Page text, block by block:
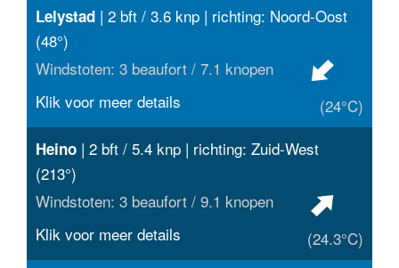
Lelystad | 2 bft / 3.6 knp | richting: Noord-Oost
(48°)
Windstoten: 3 beaufort / 7.1 knopen
(24°C)
Klik voor meer details
Heino | 2 bft / 5.4 knp | richting: Zuid-West
(213°)
Windstoten: 3 beaufort / 9.1 knopen
(24.3°C)
Klik voor meer details